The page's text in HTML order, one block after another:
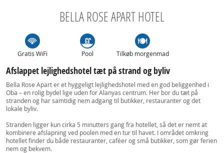
BELLA ROSE APART HOTEL
Gratis WiFi Pool Tilkøb morgenmad
Afslappet lejlighedshotel tæt på strand og byliv
Bella Rose Apart er et hyggeligt lejlighedshotel med en god beliggenhed i
Oba – en rolig bydel lige uden for Alanyas centrum. Her bor du tæt på
stranden og har samtidig nem adgang til butikker, restauranter og det
lokale byliv.
Stranden ligger kun cirka 5 minutters gang fra hotellet, så det er nemt at
kombinere afslapning ved poolen med en tur til havet. I området omkring
hotellet finder du både restauranter, caféer og små butikker, som gør ferien
nem og bekvem.